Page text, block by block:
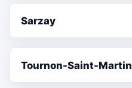
Sarzay
Tournon-Saint-Martin